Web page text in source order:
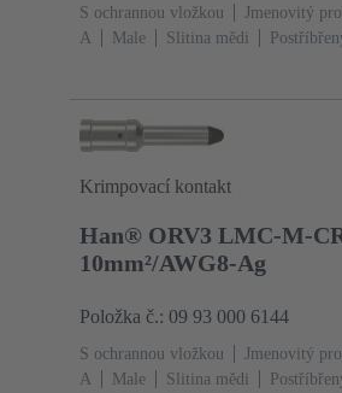
S ochrannou vložkou
Jmenovitý
A
Male Slitina mědi
Krimpovací kontakt
Han® ORV3 LMC-M-
10mm²/AWG8-Ag
Položka č.: 09 93 000 6144
S ochrannou vložkou
Jmenovitý
A
Male Slitina mědi